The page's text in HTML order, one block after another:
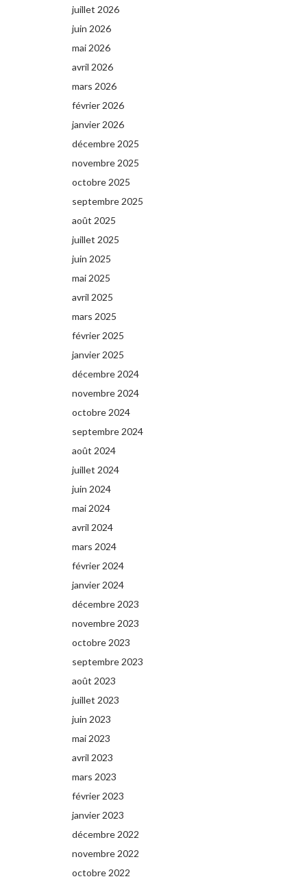
juillet 2026
juin 2026
mai 2026
avril 2026
mars 2026
février 2026
janvier 2026
décembre 2025
novembre 2025
octobre 2025
septembre 2025
août 2025
juillet 2025
juin 2025
mai 2025
avril 2025
mars 2025
février 2025
janvier 2025
décembre 2024
novembre 2024
octobre 2024
septembre 2024
août 2024
juillet 2024
juin 2024
mai 2024
avril 2024
mars 2024
février 2024
janvier 2024
décembre 2023
novembre 2023
octobre 2023
septembre 2023
août 2023
juillet 2023
juin 2023
mai 2023
avril 2023
mars 2023
février 2023
janvier 2023
décembre 2022
novembre 2022
octobre 2022